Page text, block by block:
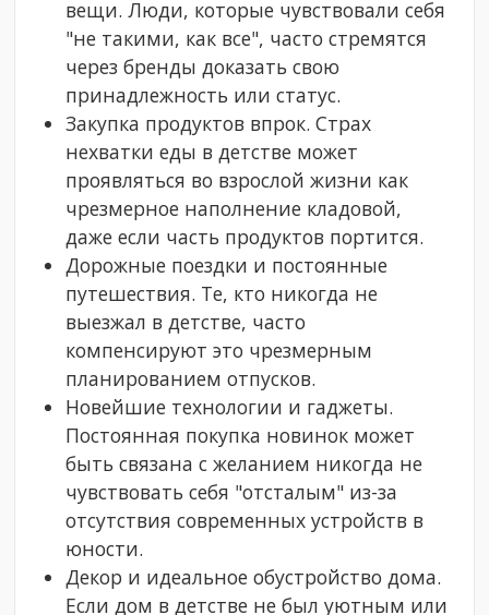
вещи. Люди, которые чувствовали себя
"не такими, как все", часто стремятся
через бренды доказать свою
принадлежность или статус.
Закупка продуктов впрок. Страх
нехватки еды в детстве может
проявляться во взрослой жизни как
чрезмерное наполнение кладовой,
даже если часть продуктов портится.
Дорожные поездки и постоянные
путешествия. Те, кто никогда не
выезжал в детстве, часто
компенсируют это чрезмерным
планированием отпусков.
Новейшие технологии и гаджеты.
Постоянная покупка новинок может
быть связана с желанием никогда не
чувствовать себя "отсталым" из-за
отсутствия современных устройств в
юности.
Декор и идеальное обустройство дома.
Если дом в детстве не был уютным или